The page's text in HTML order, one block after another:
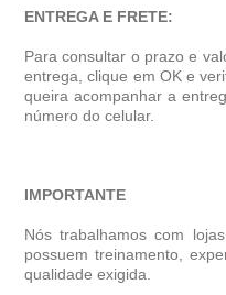
ENTREGA E FRETE:
Para consultar o prazo e
entrega, clique em OK e
queira acompanhar a
número do celular.
IMPORTANTE
Nós trabalhamos com
possuem treinamento,
qualidade exigida.